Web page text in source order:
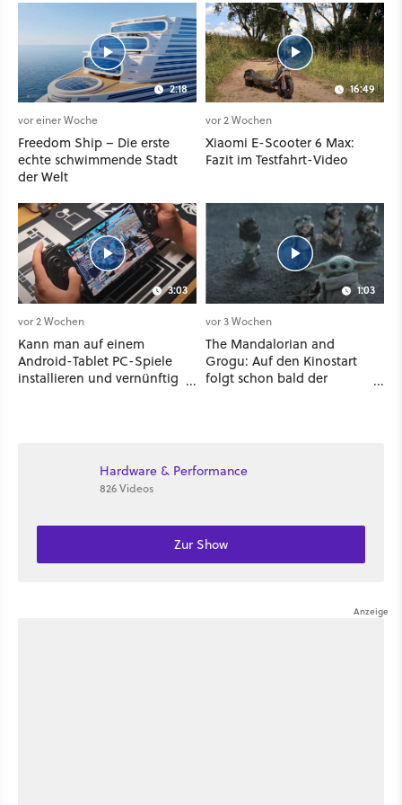
2:18
vor einer Woche
Freedom Ship – Die erste
echte schwimmende Stadt
der Welt
16:49
vor 2 Wochen
Xiaomi E-Scooter 6 Max:
Fazit im Testfahrt-Video
3:03
vor 2 Wochen
Kann man auf einem
Android-Tablet PC-Spiele
installieren und vernünftig
1:03
vor 3 Wochen
The Mandalorian and
Grogu: Auf den Kinostart
folgt schon bald der
Hardware & Performance
826 Videos
Zur Show